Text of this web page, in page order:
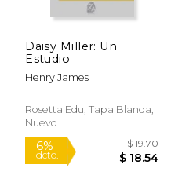
6% $ 21.59
Daisy Miller: Un
Estudio
Henry James
Rosetta Edu, Tapa Blanda,
Nuevo